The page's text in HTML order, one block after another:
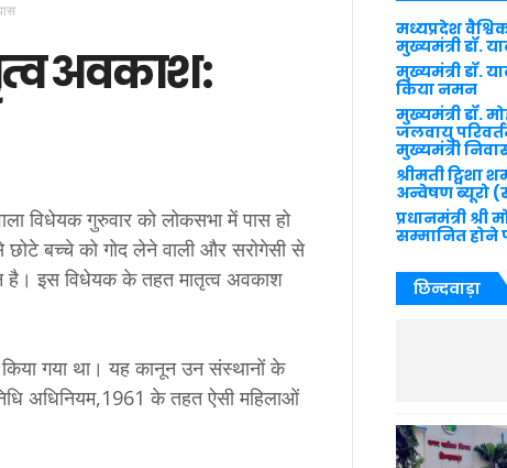
अवकाश:
विधेयक गुरुवार को लोकसभा में पास हो
बच्चे को गोद लेने वाली और सरोगेसी से
है। इस विधेयक के तहत मातृत्व अवकाश
गया था। यह कानून उन संस्थानों के
अधिनियम,1961 के तहत ऐसी महिलाओं
मध्यप्रदेश
मुख्यमंत्री डॉ.
मुख्यमंत्री डॉ.
किया नमन
मुख्यमंत्री डॉ.
जलवायु
मुख्यमंत्री
श्रीमती ट्विशा
अन्वेषण ब्यूरो
प्रधानमंत्री
सम्मानित होने
छिन्दवाड़ा